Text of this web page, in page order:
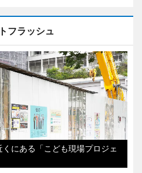
フラッシュ
にある「こども現場プロジェ